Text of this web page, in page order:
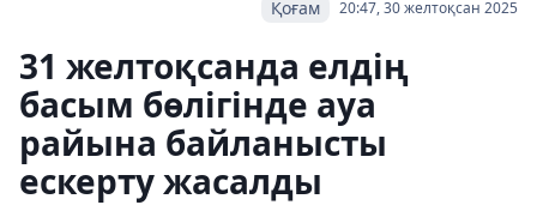
20:47, 30 желтоқсан 2025
Қоғам
31 желтоқсанда елдің
басым бөлігінде ауа
райына байланысты
ескерту жасалды